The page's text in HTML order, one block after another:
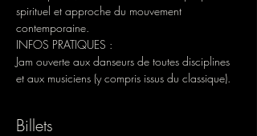
spirituel et approche du mouvement
contemporaine.
INFOS PRATIQUES :
Jam ouverte aux danseurs de toutes disciplines
et aux musiciens (y compris issus du classique).
Billets